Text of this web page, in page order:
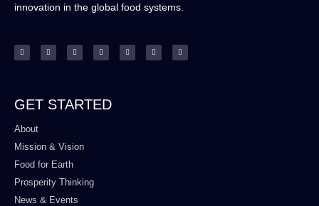
innovation in the global food systems.
GET STARTED
About
Mission & Vision
Food for Earth
Prosperity Thinking
News & Events